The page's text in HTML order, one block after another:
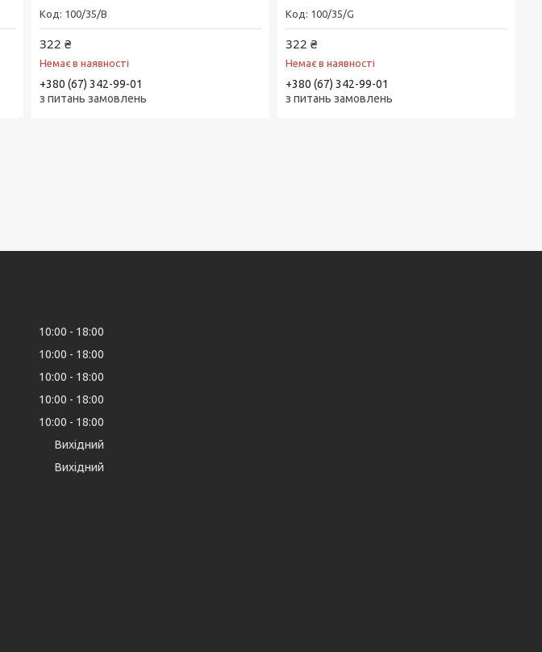
100/35/B
322 ₴
Немає в наявності
+380 (67) 342-99-01
з питань замовлень
100/35/G
322 ₴
Немає в наявності
+380 (67) 342-99-01
з питань замовлень
10:00
18:00
10:00
18:00
10:00
18:00
10:00
18:00
10:00
18:00
Вихідний
Вихідний